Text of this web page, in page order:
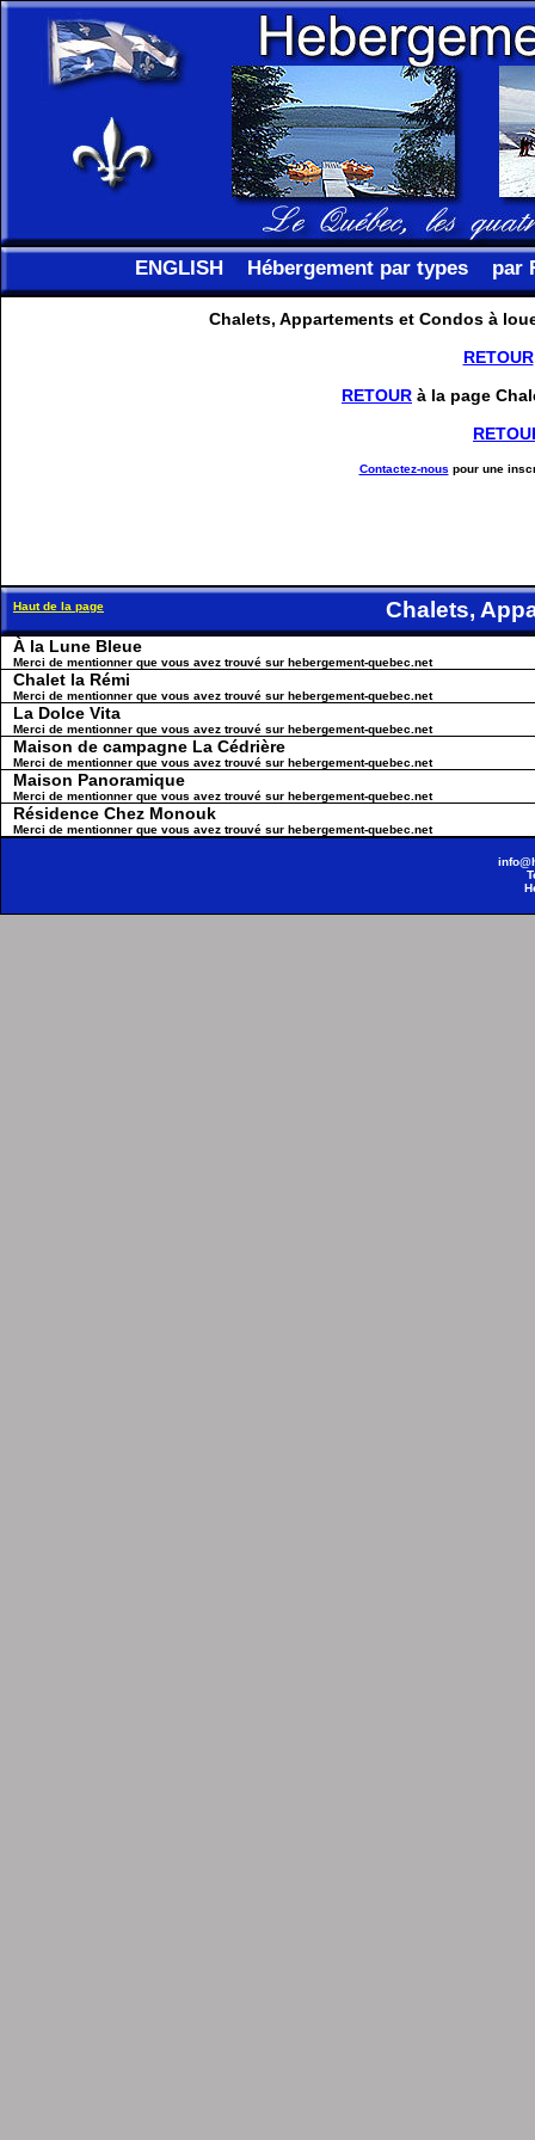
ENGLISH Hébergement par types par
Chalets, Appartements et Condos à
RETOUR
RETOUR à la page
Contactez-nous pour une
Haut de la page Chalets,
À la Lune Bleue
Merci de mentionner que vous avez trouvé sur hebergement-quebec.net
Chalet la Rémi
Merci de mentionner que vous avez trouvé sur hebergement-quebec.net
La Dolce Vita
Merci de mentionner que vous avez trouvé sur hebergement-quebec.net
Maison de campagne La Cédrière
Merci de mentionner que vous avez trouvé sur hebergement-quebec.net
Maison Panoramique
Merci de mentionner que vous avez trouvé sur hebergement-quebec.net
Résidence Chez Monouk
Merci de mentionner que vous avez trouvé sur hebergement-quebec.net